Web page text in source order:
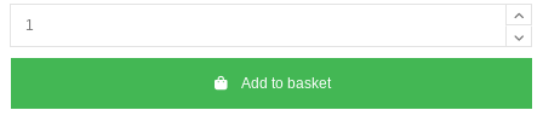
Add to basket